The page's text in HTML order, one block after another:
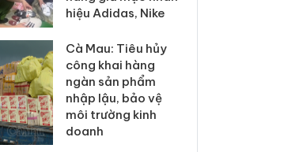
hiệu Adidas, Nike
Cà Mau: Tiêu hủy
công khai hàng
ngàn sản phẩm
nhập lậu, bảo vệ
môi trường kinh
doanh